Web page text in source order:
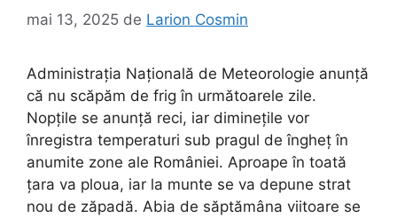
mai 13, 2025 de Larion Cosmin
Administrația Națională de Meteorologie anunță
că nu scăpăm de frig în următoarele zile.
Nopțile se anunță reci, iar diminețile vor
înregistra temperaturi sub pragul de îngheț în
anumite zone ale României. Aproape în toată
țara va ploua, iar la munte se va depune strat
nou de zăpadă. Abia de săptămâna viitoare se